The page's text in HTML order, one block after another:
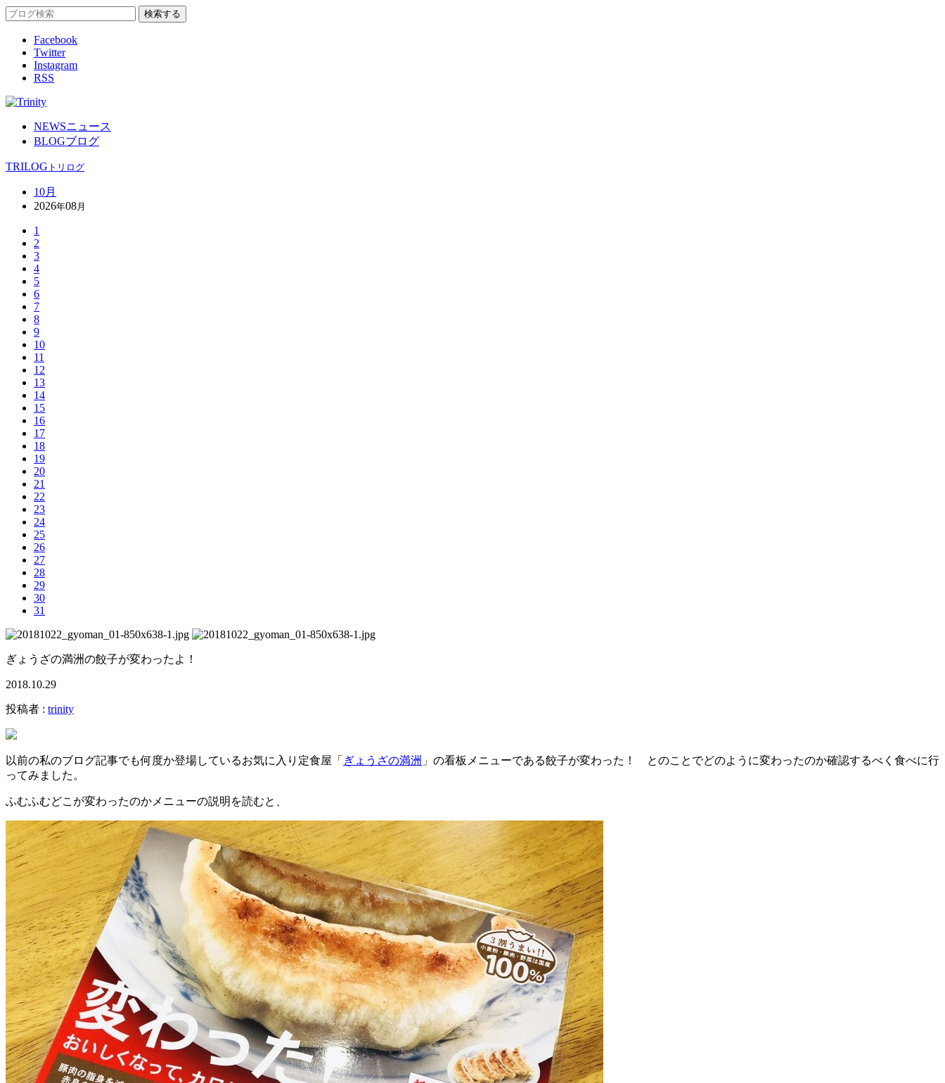
Facebook
Twitter
Instagram
RSS
NEWSニュース
BLOGブログ
TRILOG トリログ
10月
2026年08月
1
2
3
4
5
6
7
8
9
10
11
12
13
14
15
16
17
18
19
20
21
22
23
24
25
26
27
28
29
30
31
ぎょうざの満洲の餃子が変わったよ！
2018.10.29
投稿者 : trinity
以前の私のブログ記事でも何度か登場しているお気に入り定食屋「 ぎょうざの満洲 」の看板メニューである餃子が変わった！ とのことでどのように変わったのか確認するべく食べに行
ってみました。
ふむふむどこが変わったのかメニューの説明を読むと、